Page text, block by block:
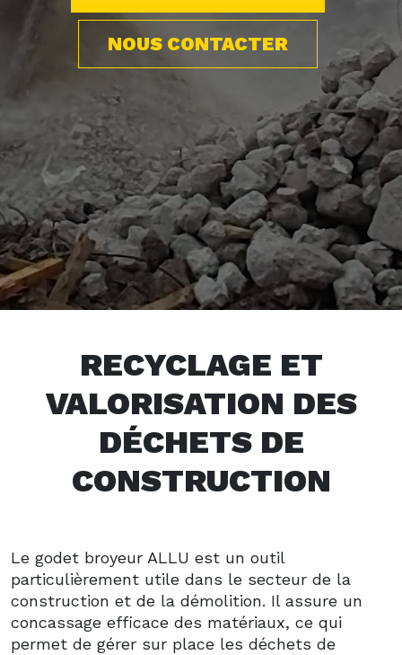
NOUS CONTACTER
RECYCLAGE ET
VALORISATION DES
DÉCHETS DE
CONSTRUCTION
Le godet broyeur ALLU est un outil
particulièrement utile dans le secteur de la
construction et de la démolition. Il assure un
concassage efficace des matériaux, ce qui
permet de gérer sur place les déchets de